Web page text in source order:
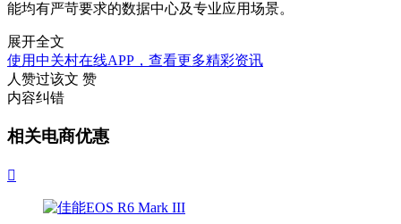
能均有严苛要求的数据中心及专业应用场景。
展开全文
使用中关村在线APP，查看更多精彩资讯
人赞过该文 赞
内容纠错
相关电商优惠
